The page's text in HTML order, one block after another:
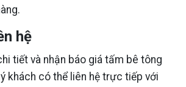
hệ
tiết và nhận báo giá tấm bê tông
khách có thể liên hệ trực tiếp với